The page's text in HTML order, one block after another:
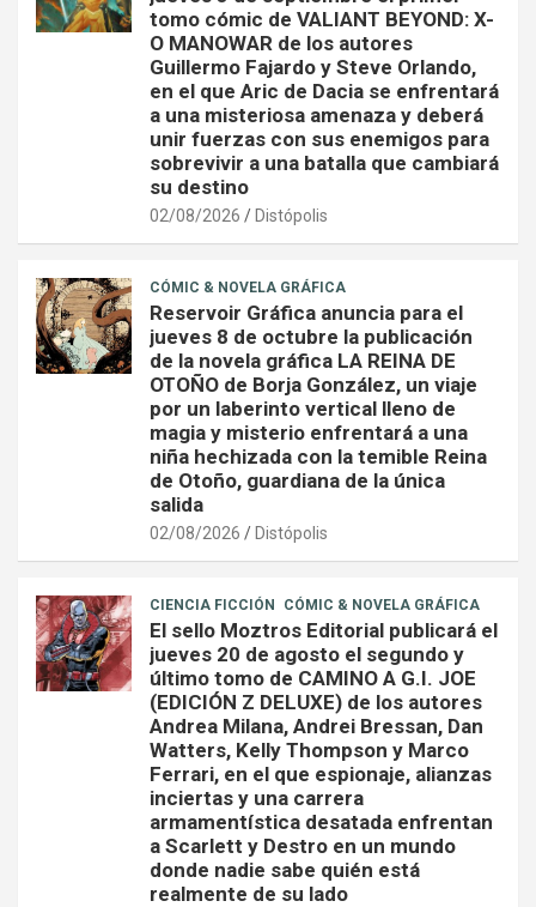
tomo cómic de VALIANT BEYOND: X-
O MANOWAR de los autores
Guillermo Fajardo y Steve Orlando,
en el que Aric de Dacia se enfrentará
a una misteriosa amenaza y deberá
unir fuerzas con sus enemigos para
sobrevivir a una batalla que cambiará
su destino
02/08/2026 Distópolis
CÓMIC & NOVELA GRÁFICA
Reservoir Gráfica anuncia para el
jueves 8 de octubre la publicación
de la novela gráfica LA REINA DE
OTOÑO de Borja González, un viaje
por un laberinto vertical lleno de
magia y misterio enfrentará a una
niña hechizada con la temible Reina
de Otoño, guardiana de la única
salida
02/08/2026 Distópolis
CIENCIA FICCIÓN CÓMIC & NOVELA GRÁFICA
El sello Moztros Editorial publicará el
jueves 20 de agosto el segundo y
último tomo de CAMINO A G.I. JOE
(EDICIÓN Z DELUXE) de los autores
Andrea Milana, Andrei Bressan, Dan
Watters, Kelly Thompson y Marco
Ferrari, en el que espionaje, alianzas
inciertas y una carrera
armamentística desatada enfrentan
a Scarlett y Destro en un mundo
donde nadie sabe quién está
realmente de su lado